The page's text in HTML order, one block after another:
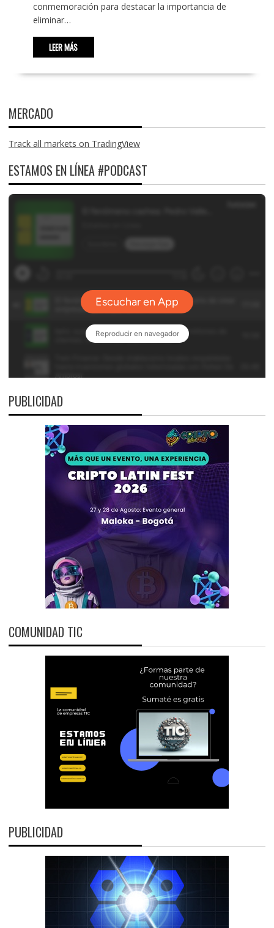
conmemoración para destacar la importancia de
eliminar…
LEER MÁS
MERCADO
Track all markets on TradingView
ESTAMOS EN LÍNEA #PODCAST
PUBLICIDAD
COMUNIDAD TIC
PUBLICIDAD